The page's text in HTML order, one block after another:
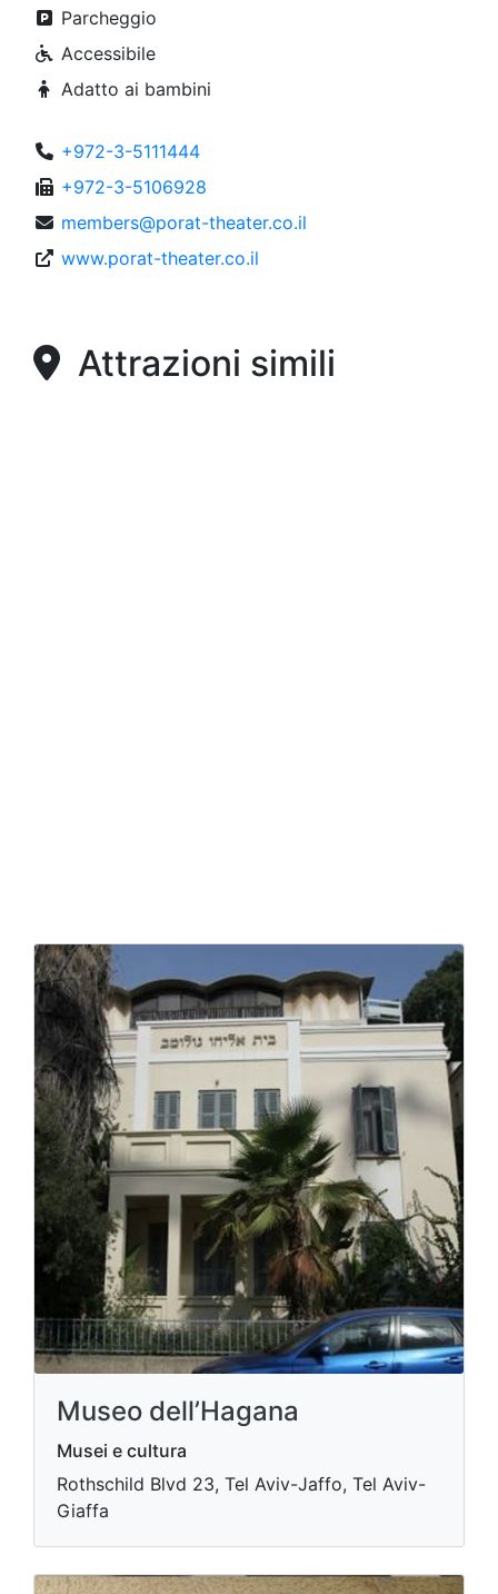
Parcheggio
Accessibile
Adatto ai bambini
+972-3-5111444
+972-3-5106928
members@porat-theater.co.il
www.porat-theater.co.il
Attrazioni simili
Museo dell’Hagana
Musei e cultura
Rothschild Blvd 23, Tel Aviv-Jaffo, Tel Aviv-
Giaffa